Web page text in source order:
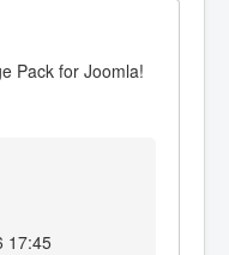
Pack for Joomla!
17:45